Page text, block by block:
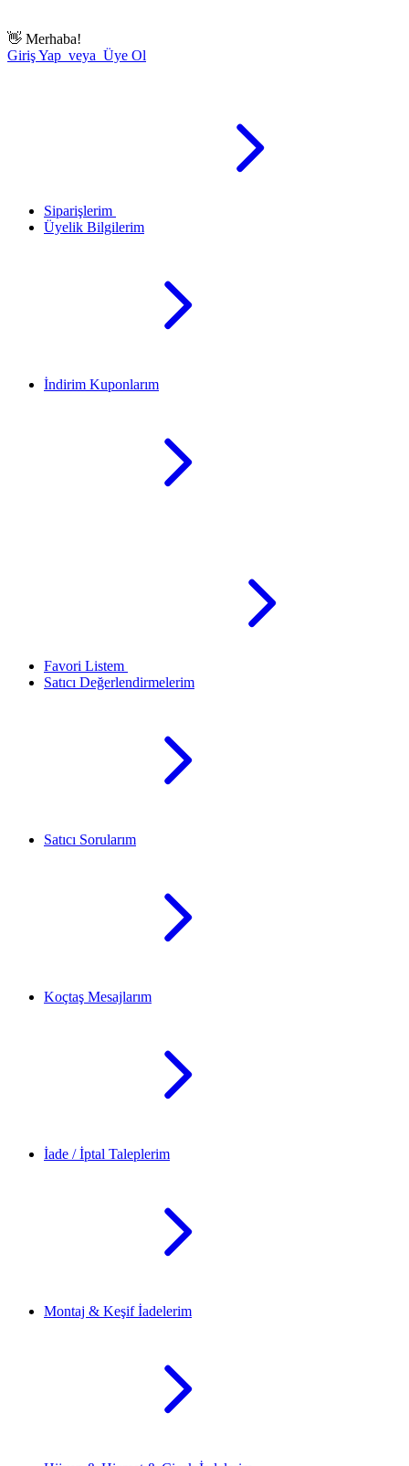
👋 Merhaba!
Giriş Yap veya Üye Ol
Siparişlerim
Üyelik Bilgilerim
İndirim Kuponlarım
Favori Listem
Satıcı Değerlendirmelerim
Satıcı Sorularım
Koçtaş Mesajlarım
İade / İptal Taleplerim
Montaj & Keşif İadelerim